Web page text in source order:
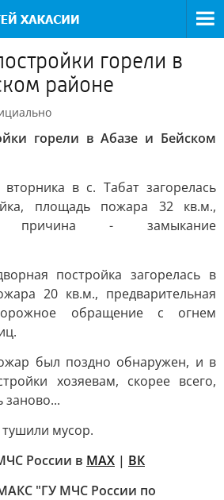
горели в
районе
горели в Абазе и Бейском
в с. Табат загорелась
площадь пожара 32 кв.м.,
причина - замыкание
постройка загорелась в
20 кв.м., предварительная
обращение с огнем
был поздно обнаружен, и в
хозяевам, скорее всего,
заново...
мусор.
России в MAX | ВК
"ГУ МЧС России по